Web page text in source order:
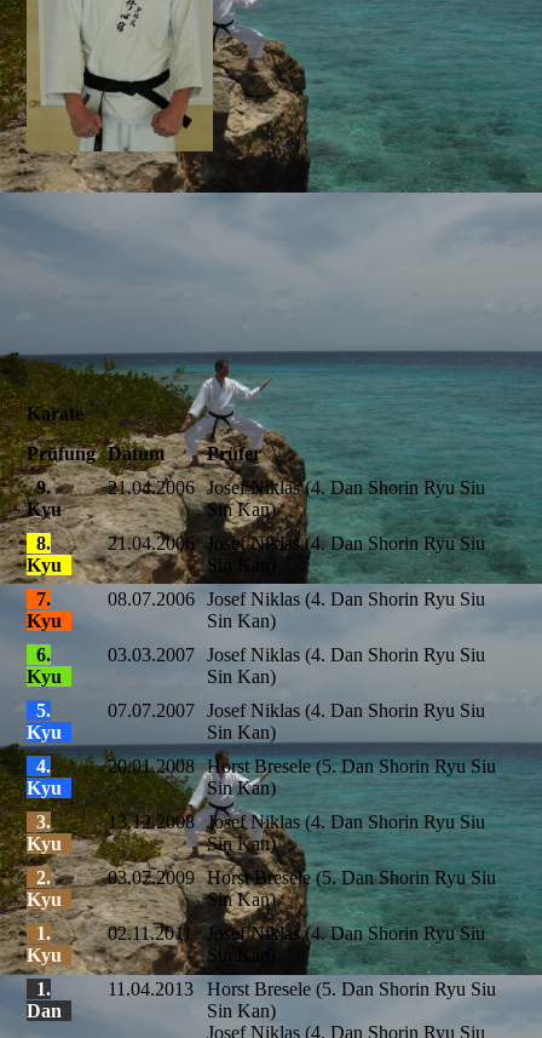
Karate
Prüfung Datum
Prüfer
9.
Kyu
21.04.2006 Josef Niklas (4. Dan Shorin Ryu Siu
Sin Kan)
8.
Kyu
21.04.2006
Josef Niklas (4. Dan Shorin Ryu Siu
Sin Kan)
7.
Kyu
08.07.2006
Josef Niklas (4. Dan Shorin Ryu Siu
Sin Kan)
6.
Kyu
03.03.2007
Josef Niklas (4. Dan Shorin Ryu Siu
Sin Kan)
5.
Kyu
07.07.2007
Josef Niklas (4. Dan Shorin Ryu Siu
Sin Kan)
4.
Kyu
20.01.2008 Horst Bresele (5. Dan Shorin Ryu Siu
Sin Kan)
3.
Kyu
13.12.2008 Josef Niklas (4. Dan Shorin Ryu Siu
Sin Kan)
2.
Kyu
03.07.2009 Horst Bresele (5. Dan Shorin Ryu Siu
Sin Kan)
1.
Kyu
02.11.2011
Josef Niklas (4. Dan Shorin Ryu Siu
Sin Kan)
1.
Dan
11.04.2013
Horst Bresele (5. Dan Shorin Ryu Siu
Sin Kan)
Josef Niklas (4. Dan Shorin Ryu Siu